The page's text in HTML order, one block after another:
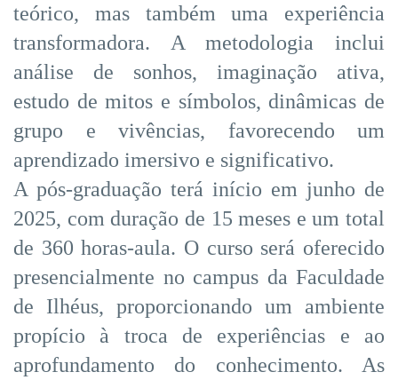
teórico, mas também uma experiência
transformadora. A metodologia inclui
análise de sonhos, imaginação ativa,
estudo de mitos e símbolos, dinâmicas de
grupo e vivências, favorecendo um
aprendizado imersivo e significativo.
A pós-graduação terá início em junho de
2025, com duração de 15 meses e um total
de 360 horas-aula. O curso será oferecido
presencialmente no campus da Faculdade
de Ilhéus, proporcionando um ambiente
propício à troca de experiências e ao
aprofundamento do conhecimento. As